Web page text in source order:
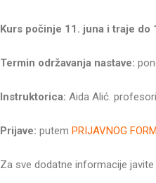
Kurs počinje 11. juna i traje
Termin održavanja nastave:
Instruktorica:Aida Alić.
Prijave: putem PRIJAVNOG
Za sve dodatne informacije